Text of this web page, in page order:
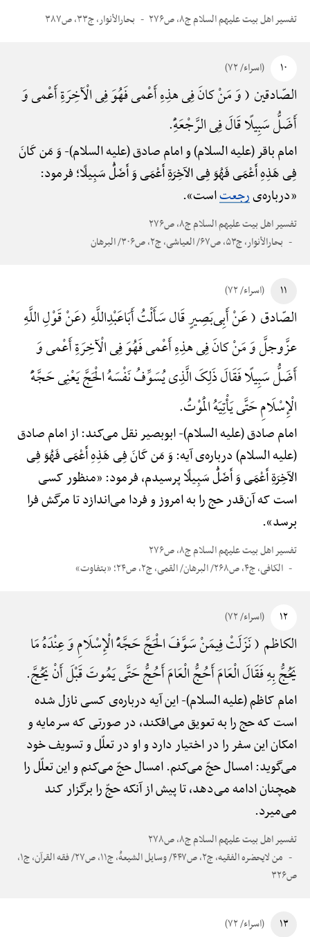
تفسیر اهل بیت علیهم السلام ج۸، ص۲۷۶ بحارالأنوار، ج۳۳، ص۳۸۷
۱۰ (اسراء/ ۷۲)
الصّادقین ( وَ مَنْ کانَ فِی هذِهِ أَعْمی فَهُوَ فِی الْآخِرَةِ أَعْمی وَ
أَضَلُّ سَبِیلًا قَالَ فِی الرَّجْعَهًِْ.
امام باقر (علیه السلام) و امام صادق (علیه السلام)-وَ مَن کَانَ
فِی هَذِهِ أَعْمَی فَهُوَ فِی الآخِرَةِ أَعْمَی وَ أَضَلُّ سَبِیلًا؛ فرمود:
«درباره‌یرجعتاست».
تفسیر اهل بیت علیهم السلام ج۸، ص۲۷۶
بحارالأنوار، ج۵۳، ص۶۷/ العیاشی، ج۲، ص۳۰۶/ البرهان
۱۱ (اسراء/ ۷۲)
الصّادق ( عَنْ أَبِی‌بَصِیرٍ قَال سَأَلْتُ أَبَاعَبْدِاللَّهِ (عَنْ قَوْلِ اللَّهِ
عزَّوجلَّ وَ مَنْ کانَ فِی هذِهِ أَعْمی فَهُوَ فِی الْآخِرَةِ أَعْمی وَ
أَضَلُّ سَبِیلًا فَقَالَ ذَلِکَ الَّذِی یُسَوِّفُ نَفْسَهُ الْحَجَّ یَعْنِی حَجَّهًَْ
الْإِسْلَامِ حَتَّی یَأْتِیَهُ الْمَوْتُ.
امام صادق (علیه السلام)-ابوبصیر نقل می‌کند: از امام صادق
(علیه السلام) درباره‌ی آیه: وَ مَن کَانَ فِی هَذِهِ أَعْمَی فَهُوَ فِی
الآخِرَةِ أَعْمَی وَ أَضَلُّ سَبِیلًا پرسیدم، فرمود: «منظور کسی
است که آن‌قدر حج را به امروز و فردا می‌اندازد تا مرگش فرا
برسد».
تفسیر اهل بیت علیهم السلام ج۸، ص۲۷۶
الکافی، ج۴، ص۲۶۸/ البرهان/ القمی، ج۲، ص۲۴؛ «بتفاوت»
۱۲ (اسراء/ ۷۲)
الکاظم ( نَزَلَتْ فِیمَنْ سَوَّفَ الْحَجَّ حَجَّهًَْ الْإِسْلَامِ وَ عِنْدَهُ مَا
یَحُجُّ بِهِ فَقَالَ الْعَامَ أَحُجُّ الْعَامَ أَحُجُّ حَتَّی یَمُوتَ قَبْلَ أَنْ یَحُجَّ.
امام کاظم (علیه السلام)-این آیه درباره‌ی کسی نازل شده
است که حج را به تعویق می‌افکند، در صورتی که سرمایه و
امکان این سفر را در اختیار دارد و او در تعلّل و تسویف خود
می‌گوید: امسال حجّ می‌کنم. امسال حجّ می‌کنم و این تعلّل را
همچنان ادامه می‌دهد، تا پیش از آنکه حجّ را برگزار کند
می‌میرد.
تفسیر اهل بیت علیهم السلام ج۸، ص۲۷۸
من لایحضره الفقیه، ج۲، ص۴۴۷/ وسایل الشیعهًْ، ج۱۱، ص۲۷/ فقه القرآن، ج۱،
ص۳۲۶
۱۳ (اسراء/ ۷۲)